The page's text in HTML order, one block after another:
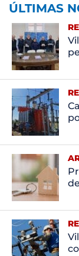
ÚLTIMAS